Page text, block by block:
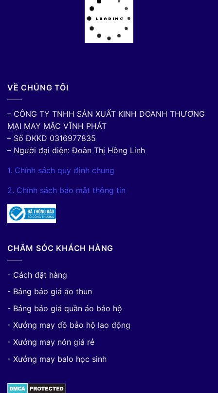
VỀ CHÚNG TÔI
– CÔNG TY TNHH SẢN XUẤT KINH DOANH THƯƠNG
MẠI MAY MẶC VĨNH PHÁT
– Số ĐKKD 0316977835
– Người đại diện: Đoàn Thị Hồng Linh
1. Chính sách quy định chung
2. Chính sách bảo mật thông tin
CHĂM SÓC KHÁCH HÀNG
- Cách đặt hàng
- Bảng báo giá áo thun
- Bảng báo giá quần áo bảo hộ
- Xưởng may đồ bảo hộ lao động
- Xưởng may nón giá rẻ
- Xưởng may balo học sinh